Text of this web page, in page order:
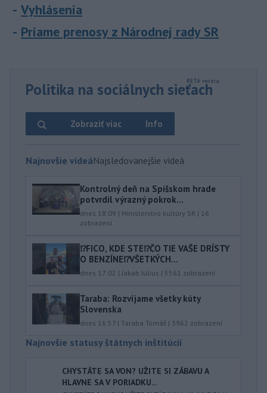
Vyhlásenia
Priame prenosy z Národnej rady SR
Politika na sociálnych sieťach
Info
Zobraziť viac
Najnovšie videáNajsledovanejšie videá
Kontrolný deň na Spišskom hrade
potvrdil výrazný pokrok...
dnes 18:09 | Ministerstvo kultúry SR | 16
zobrazení
⁉️FICO, KDE STE⁉️ČO TIE VAŠE DRÍSTY
O BENZÍNE⁉️VŠETKÝCH...
dnes 17:02 | Jakab Július | 5561 zobrazení
Taraba: Rozvíjame všetky kúty
Slovenska
dnes 16:57 | Taraba Tomáš | 3962 zobrazení
Najnovšie statusy štátnych inštitúcií
CHYSTÁTE SA VON? UŽITE SI ZÁBAVU A
HLAVNE SA V PORIADKU...